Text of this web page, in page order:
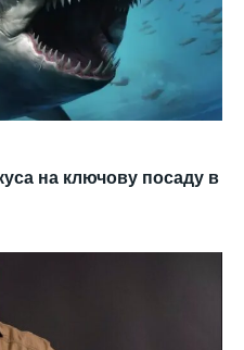
на ключову посаду в